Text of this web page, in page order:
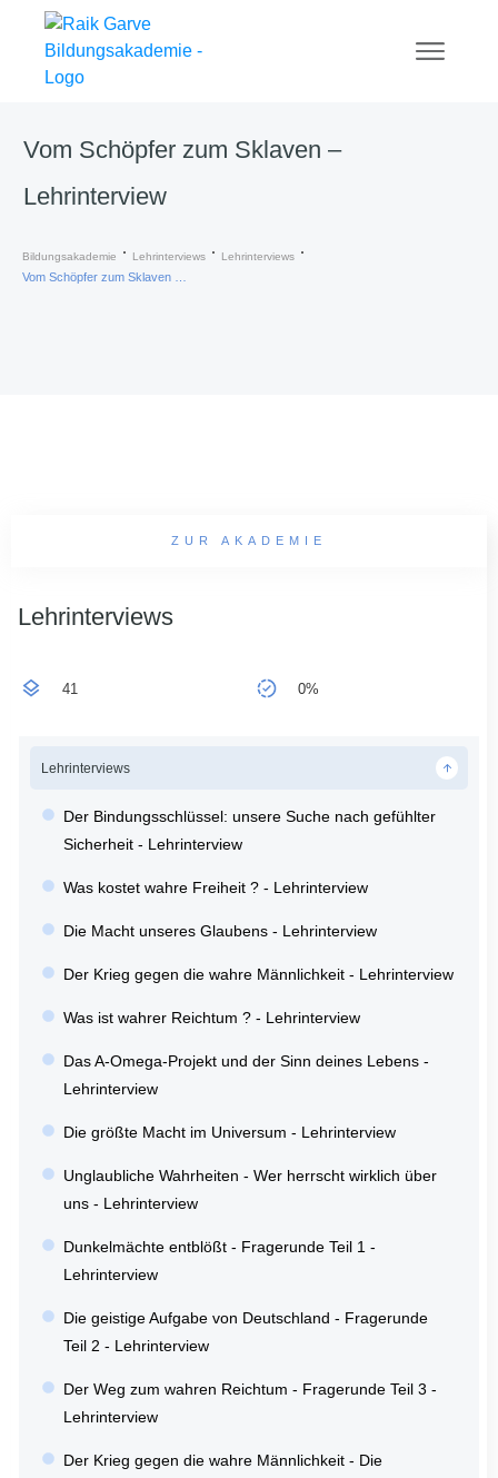
Vom Schöpfer zum Sklaven –
Lehrinterview
Bildungsakademie Lehrinterviews Lehrinterviews
ZUR AKADEMIE
Lehrinterviews
41 0%
Lehrinterviews
Der Bindungsschlüssel: unsere Suche nach gefühlter
Sicherheit - Lehrinterview
Was kostet wahre Freiheit ? - Lehrinterview
Die Macht unseres Glaubens - Lehrinterview
Der Krieg gegen die wahre Männlichkeit - Lehrinterview
Was ist wahrer Reichtum ? - Lehrinterview
Das A-Omega-Projekt und der Sinn deines Lebens -
Lehrinterview
Die größte Macht im Universum - Lehrinterview
Unglaubliche Wahrheiten - Wer herrscht wirklich über
uns - Lehrinterview
Dunkelmächte entblößt - Fragerunde Teil 1 -
Lehrinterview
Die geistige Aufgabe von Deutschland - Fragerunde
Teil 2 - Lehrinterview
Der Weg zum wahren Reichtum - Fragerunde Teil 3 -
Lehrinterview
Der Krieg gegen die wahre Männlichkeit - Die